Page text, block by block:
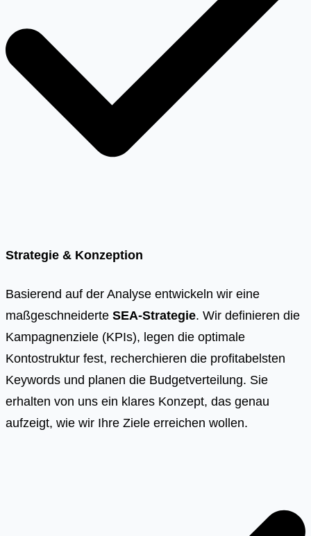
Strategie & Konzeption
Basierend auf der Analyse entwickeln wir eine
maßgeschneiderte SEA-Strategie. Wir definieren die
Kampagnenziele (KPIs), legen die optimale
Kontostruktur fest, recherchieren die profitabelsten
Keywords und planen die Budgetverteilung. Sie
erhalten von uns ein klares Konzept, das genau
aufzeigt, wie wir Ihre Ziele erreichen wollen.